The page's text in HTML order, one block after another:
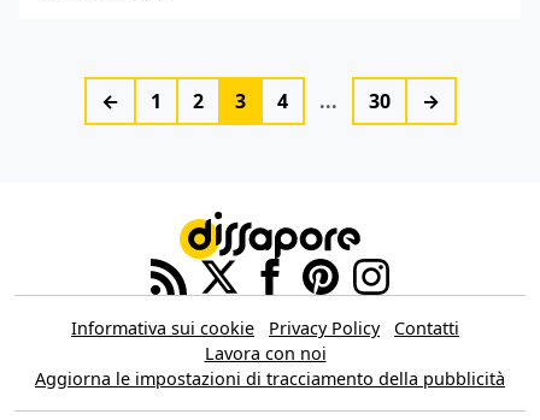
← 1 2 3 4 ... 30 →
Informativa sui cookie Privacy Policy
Contatti
Lavora con noi
Aggiorna le impostazioni di tracciamento della pubblicità